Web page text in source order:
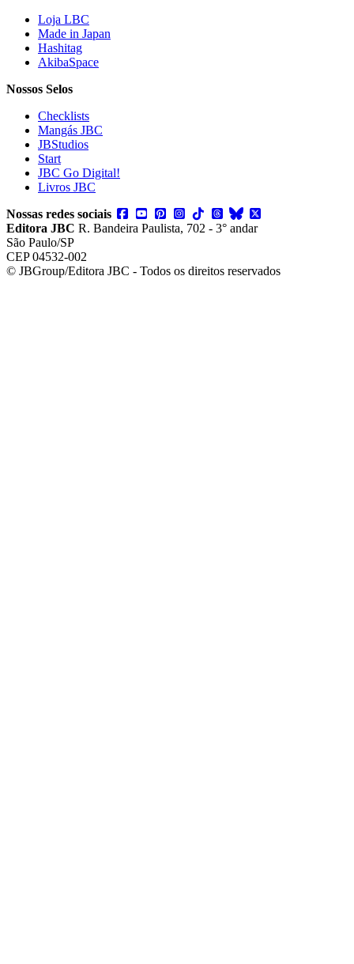
Loja LBC
Made in Japan
Hashitag
AkibaSpace
Nossos Selos
Checklists
Mangás JBC
JBStudios
Start
JBC Go Digital!
Livros JBC
Nossas redes sociais
Editora JBC R. Bandeira Paulista, 702 - 3° andar
São Paulo/SP
CEP 04532-002
© JBGroup/Editora JBC - Todos os direitos reservados